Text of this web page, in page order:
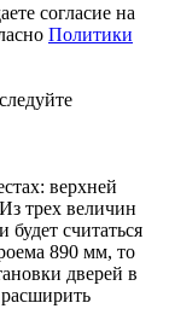
согласие на
Политики
верхней
трех величин
считаться
890 мм, то
дверей в